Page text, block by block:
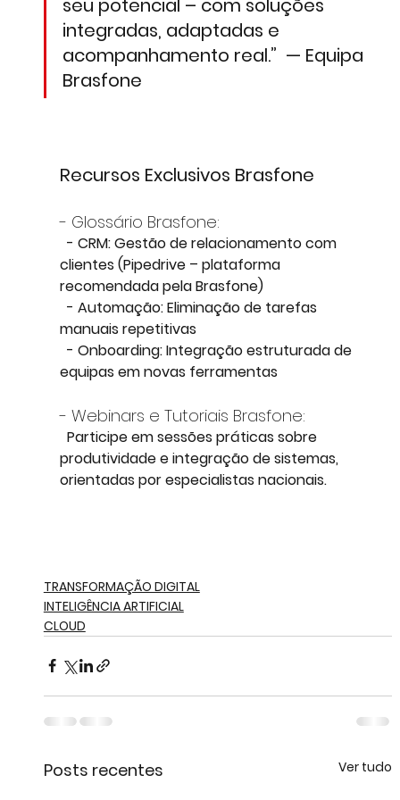
seu potencial – com soluções
integradas, adaptadas e
acompanhamento real.”  — Equipa
Brasfone
Recursos Exclusivos Brasfone
- Glossário Brasfone:
  -
CRM: Gestão de relacionamento com
clientes (Pipedrive – plataforma
recomendada pela Brasfone)
  -
Automação: Eliminação de tarefas
manuais repetitivas
  -
Onboarding: Integração estruturada de
equipas em novas ferramentas
- Webinars e Tutoriais Brasfone:
produtividade e integração de sistemas,
orientadas por especialistas nacionais.
TRANSFORMAÇÃO DIGITAL
INTELIGÊNCIA ARTIFICIAL
CLOUD
Posts recentes Ver tudo